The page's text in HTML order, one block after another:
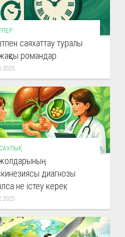
саяхаттау туралы
романдар
диагнозы
не істеу керек